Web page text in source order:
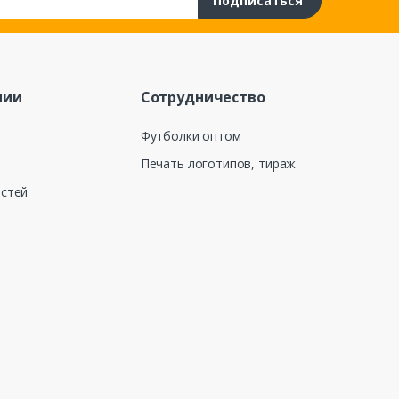
Сотрудничество
Футболки оптом
Печать логотипов, тираж